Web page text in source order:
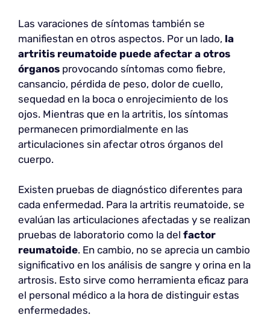
Las varaciones de síntomas también se
manifiestan en otros aspectos. Por un lado, la
artritis reumatoide puede afectar a otros
órganos provocando síntomas como fiebre,
cansancio, pérdida de peso, dolor de cuello,
sequedad en la boca o enrojecimiento de los
ojos. Mientras que en la artritis, los síntomas
permanecen primordialmente en las
articulaciones sin afectar otros órganos del
cuerpo.
Existen pruebas de diagnóstico diferentes para
cada enfermedad. Para la artritis reumatoide, se
evalúan las articulaciones afectadas y se realizan
pruebas de laboratorio como la del factor
reumatoide. En cambio, no se aprecia un cambio
significativo en los análisis de sangre y orina en la
artrosis. Esto sirve como herramienta eficaz para
el personal médico a la hora de distinguir estas
enfermedades.